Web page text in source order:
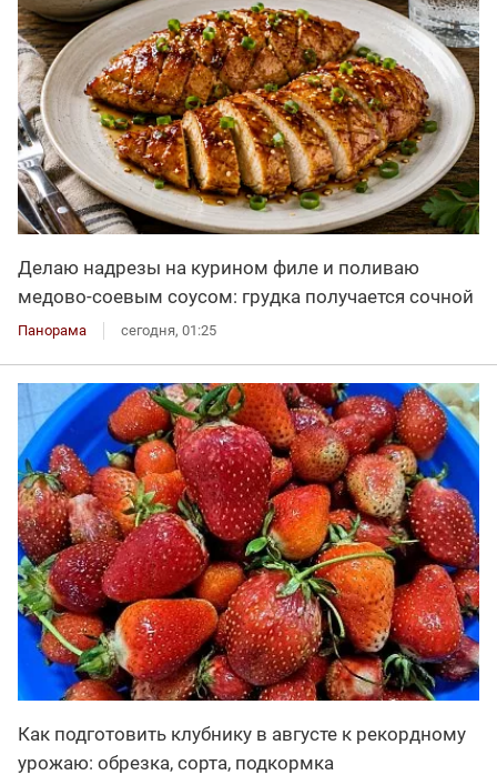
Делаю надрезы на курином филе и поливаю
медово-соевым соусом: грудка получается сочной
Панорама сегодня, 01:25
Как подготовить клубнику в августе к рекордному
урожаю: обрезка, сорта, подкормка